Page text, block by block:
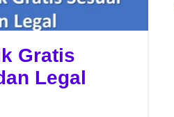
Gratis
Legal